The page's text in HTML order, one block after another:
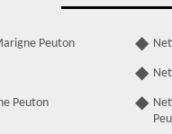
Peuton
Peuton